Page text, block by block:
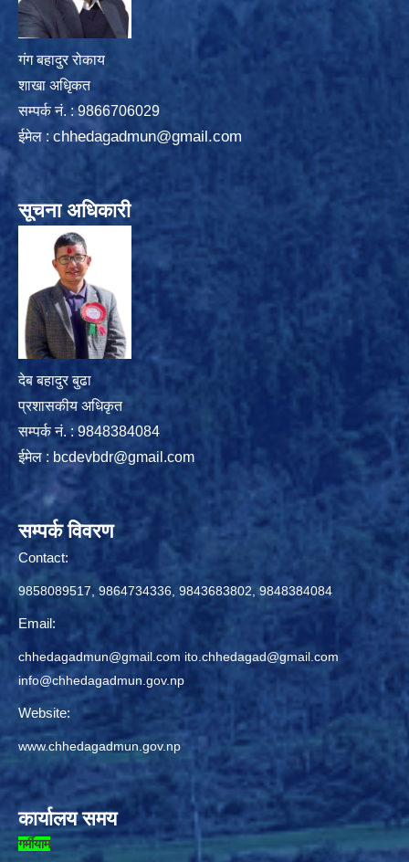
गंग बहादुर रोकाय
शाखा अधिृकत
सम्पर्क न‌ं. : 9866706029
ईमेल : chhedagadmun@gmail.com
सूचना अधिकारी
देब बहादुर बुढा
प्रशासकीय अधिकृत
सम्पर्क नं. : 9848384084
ईमेल : bcdevbdr@gmail.com
सम्पर्क विवरण
Contact:
9858089517, 9864734336, 9843683802, 9848384084
Email:
chhedagadmun@gmail.com ito.chhedagad@gmail.com
info@chhedagadmun.gov.np
Website:
www.chhedagadmun.gov.np
कार्यालय समय
गर्मीयाम